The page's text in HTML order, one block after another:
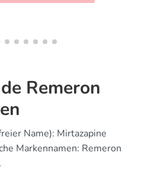
Remeron
Name): Mirtazapine
Markennamen: Remeron